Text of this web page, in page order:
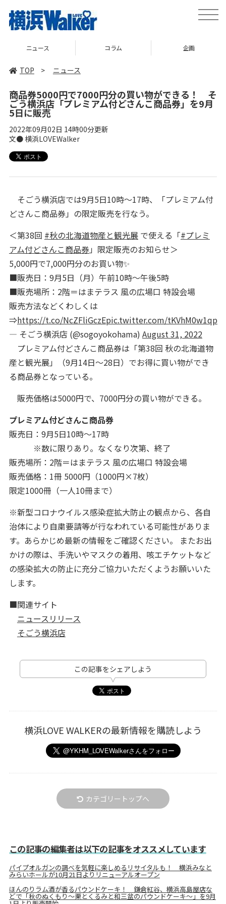
toggle
ニュース コラム 企画
TOP > ニュース
商品券5000円で7000円分の買い物ができる！ そ
ごう横浜店「プレミアム付どさんこ商品券」を9月
5日に販売
2022年09月02日 14時00分更新
文● 横浜LOVEWalker
そごう横浜店では9月5日10時～17時、「プレミアム付
どさんこ商品券」の限定販売を行なう。
＜第38回 #秋の北海道物産と観光展で使える「#プレミ
アム付どさんこ商品券」限定販売のお知らせ＞
5,000円で7,000円分のお買い物✨
■販売日：9月5日（月）午前10時～午後5時
■販売場所：2階＝はまテラス 風の広場口 特設会場
販売方法などくわしくは
⇒https://t.co/NcZFliGczEpic.twitter.com/tKVhM0w1qp
— そごう横浜店 (@sogoyokohama) August 31, 2022
プレミアム付どさんこ商品券は「第38回 秋の北海道物
産と観光展」（9月14日～28日）でお得に買い物ができ
る商品券となっている。
販売価格は5000円で、7000円分の買い物ができる。
プレミアム付どさんこ商品券
販売日：9月5日10時～17時
※数に限りあり。なくなり次第、終了
販売場所：2階＝はまテラス 風の広場口 特設会場
販売価格：1冊 5000円（1000円×7枚）
限定1000冊（一人10冊まで）
※新型コロナウイルス感染症拡大防止の観点から、各自
治体により自粛要請等が行なわれている可能性がありま
す。あらかじめ最新の情報をご確認ください。 またお出
かけの際は、手洗いやマスクの着用、咳エチケットなど
の感染拡大の防止に充分ご協力いただくようお願いいた
します。
■関連サイト
ニュースリリース
そごう横浜店
この記事をシェアしよう
横浜LOVE WALKERの最新情報を購読しよう
カテゴリートップへ
この記事の編集者は以下の記事をオススメしています
パイプオルガンの調べを気軽に楽しめるリサイタルも！ 横浜みなと
みらいホールが10月21日よりリニューアルオープン
ほんのりラム酒が香るパウンドケーキ！ 鎌倉紅谷、横浜高島屋店な
どで「秋のぬくもり～栗とくるみと和三盆のパウンドケーキ～」を9月